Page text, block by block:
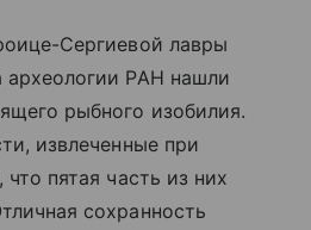
Сергиевой лавры
археологии РАН нашли
рыбного изобилия.
извлеченные при
пятая часть из них
сохранность